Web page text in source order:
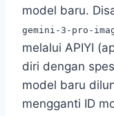
model baru.
gemini-3-pro-
melalui APIYI
diri dengan
model baru
mengganti ID